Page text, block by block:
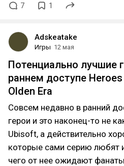
7 1
Adskeatake
Игры 12 мая
Потенциально лучшие
раннем доступе
Olden Era
Совсем недавно в ранний
герои и это наконец-то не
Ubisoft, а действительно
которые сами серию любят
чего от нее ожидают